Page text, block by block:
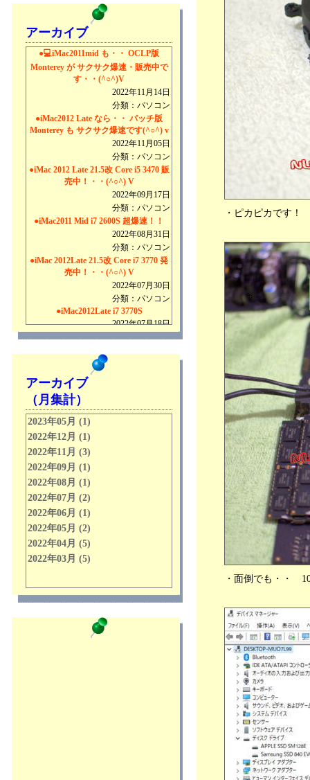
アーカイブ
●💻iMac2011mid も・・ OCLP版
Monterey が サクサク爆速・販売中で
す・・(^○^)V
2022年11月14日
分類：パソコン
●iMac2012 Late なら・・ パッチ版
Monterey も サクサク爆速です(^○^) v
2022年11月05日
分類：パソコン
●iMac 2012 Late 21.5改 Core i5 3470 販
売中！・・(^○^) V
2022年09月17日
分類：パソコン
●iMac2011 Mid i7 2600S 超爆速！！
2022年08月31日
分類：パソコン
●iMac 2012Late 21.5改 Core i7 3770 発
売中！・・(^○^) V
2022年07月30日
分類：パソコン
●iMac2012Late i7 3770S
2022年07月18日
分類：パソコン
も・・ 稀に見る超美品です！
●MacPro2010 の爆速化・・ ドキュメン
ト・・(^○^) アハハ
●Windows11 for iMac2011mid USBメモ
リーの販売です！
●iMac 2011mid の販売です！ 稀に見る
超美品を厳選しています！
●MacBook Air 11-inch Early 2014 A1465
には・・ Windows はインストールで
2022年04月17日
分類：パソコン
●HDD のデータ完全消去方法・・
(^○^)V
アーカイブ
（月集計）
2023年05月 (1)
2022年12月 (1)
2022年11月 (3)
2022年09月 (1)
2022年08月 (1)
2022年07月 (2)
2022年06月 (1)
2022年05月 (2)
2022年04月 (5)
2022年03月 (5)
・ピカピカです！
・面倒でも・・